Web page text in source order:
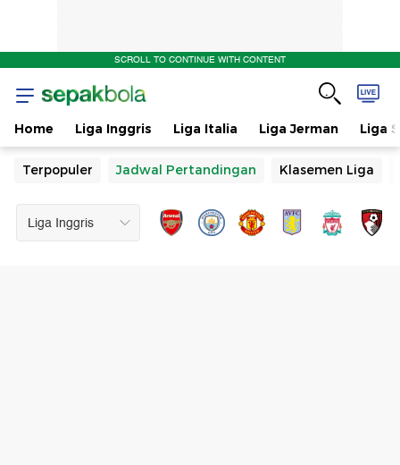
de
SCROLL TO CONTINUE WITH CONTENT
Home Liga Inggris Liga Italia Liga Jerman Liga
Terpopuler Jadwal Pertandingan Klasemen Liga